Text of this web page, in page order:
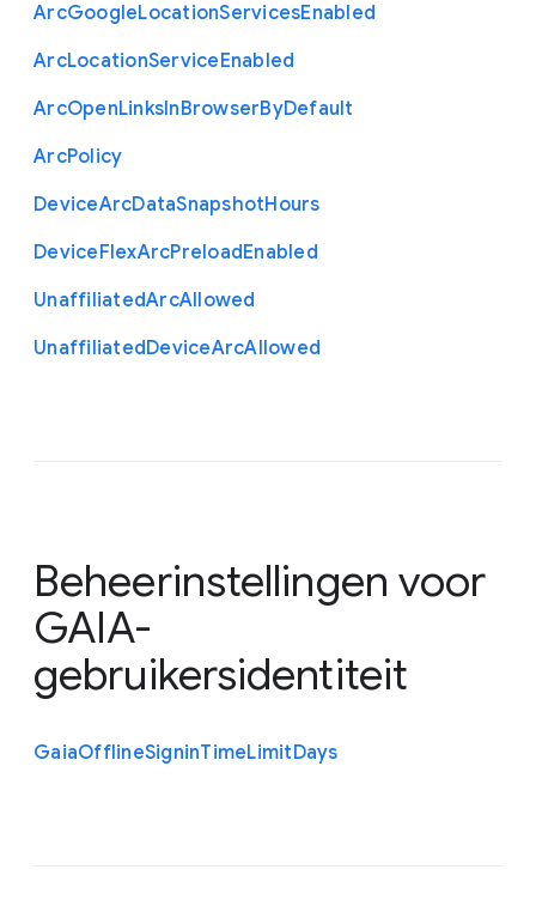
ArcGoogleLocationServicesEnabled
ArcLocationServiceEnabled
ArcOpenLinksInBrowserByDefault
ArcPolicy
DeviceArcDataSnapshotHours
DeviceFlexArcPreloadEnabled
UnaffiliatedArcAllowed
UnaffiliatedDeviceArcAllowed
Beheerinstellingen voor
GAIA-
gebruikersidentiteit
GaiaOfflineSigninTimeLimitDays